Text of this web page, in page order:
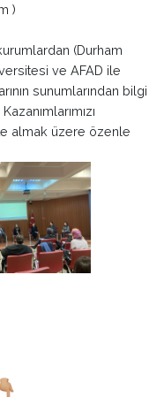
)
(Durham
ve AFAD ile
sunumlarından bilgi
almak üzere özenle